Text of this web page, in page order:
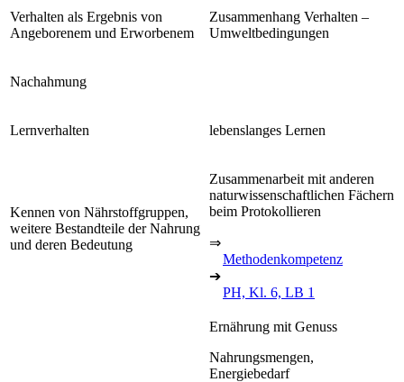
Verhalten als Ergebnis von
Angeborenem und Erworbenem
Zusammenhang Verhalten –
Umweltbedingungen
Nachahmung
Lernverhalten lebenslanges Lernen
Kennen von Nährstoffgruppen,
weitere Bestandteile der Nahrung
und deren Bedeutung
Zusammenarbeit mit anderen
naturwissenschaftlichen Fächern
beim Protokollieren
⇒
Methodenkompetenz
➔
PH, Kl. 6, LB 1
Ernährung mit Genuss
Nahrungsmengen,
Energiebedarf